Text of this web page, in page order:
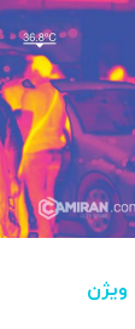
ویژن